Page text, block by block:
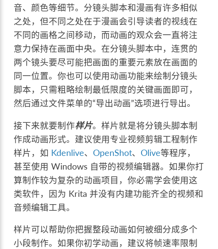
音、颜色等细节。分镜头脚本和漫画有许多相似
之处，但不同之处在于漫画会引导读者的视线在
不同的画格之间移动，而动画的观众会一直将注
意力保持在画面中央。在分镜头脚本中，连贯的
两个镜头要尽可能把画面的重要元素放在画面的
同一位置。你也可以使用动画功能来绘制分镜头
脚本，只需粗略绘制最低限度的关键画面即可，
然后通过文件菜单的“导出动画”选项进行导出。
接下来就要制作样片。样片就是将分镜头脚本制
作成动画形式。建议使用专业视频剪辑工程制作
样片，如 Kdenlive、OpenShot、Olive等程序，
甚至使用 Windows 自带的视频编辑器。如果你打
算制作较为复杂的动画项目，你必需学会使用这
类软件，因为 Krita 并没有内建功能齐全的视频和
音频编辑工具。
样片可以帮助你把握整段动画如何被细分成多个
小段制作。如果你初学动画，建议将帧速率限制